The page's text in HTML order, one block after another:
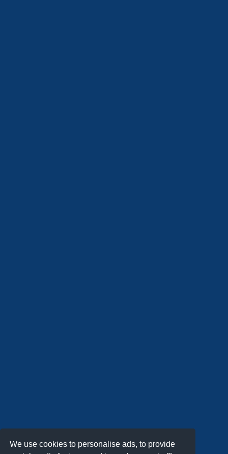
We use cookies to personalise ads, to provide